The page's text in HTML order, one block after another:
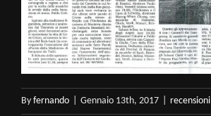
By fernando Gennaio 13th, 2017 recensioni